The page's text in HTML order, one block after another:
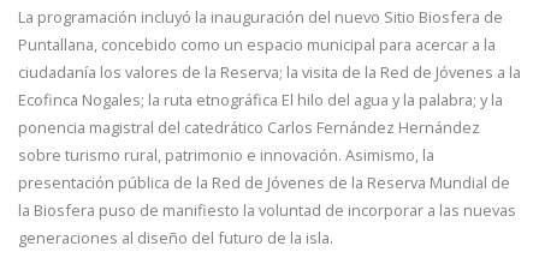
La programación incluyó la inauguración del nuevo Sitio Biosfera de
Puntallana, concebido como un espacio municipal para acercar a la
ciudadanía los valores de la Reserva; la visita de la Red de Jóvenes a la
Ecofinca Nogales; la ruta etnográfica El hilo del agua y la palabra; y la
ponencia magistral del catedrático Carlos Fernández Hernández
sobre turismo rural, patrimonio e innovación. Asimismo, la
presentación pública de la Red de Jóvenes de la Reserva Mundial de
la Biosfera puso de manifiesto la voluntad de incorporar a las nuevas
generaciones al diseño del futuro de la isla.